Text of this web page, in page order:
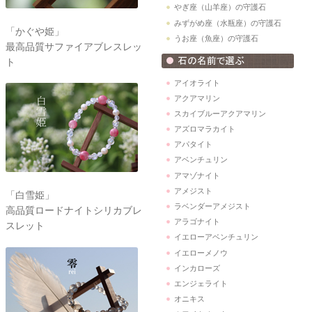
「かぐや姫」
最高品質サファイアブレスレッ
ト
「白雪姫」
高品質ロードナイトシリカブレ
スレット
やぎ座（山羊座）の守護石
みずがめ座（水瓶座）の守護石
うお座（魚座）の守護石
アイオライト
アクアマリン
スカイブルーアクアマリン
アズロマラカイト
アパタイト
アベンチュリン
アマゾナイト
アメジスト
ラベンダーアメジスト
アラゴナイト
イエローアベンチュリン
イエローメノウ
インカローズ
エンジェライト
オニキス